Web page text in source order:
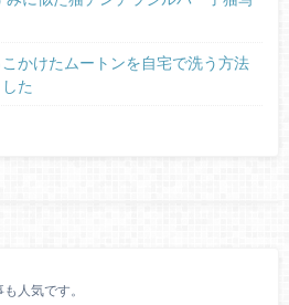
かけたムートンを自宅で洗う方法
た
人気です。